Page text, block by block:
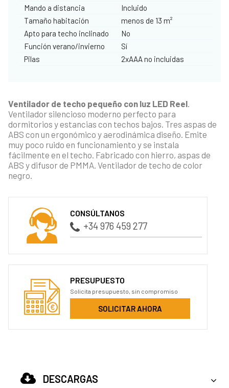
Mando a distancia
Incluido
Tamaño habitación
menos de 13 m²
Apto para techo inclinado
No
Función verano/invierno
Sí
Pilas
2xAAA no incluidas
Ventilador de techo pequeño con luz LED Reel
Ventilador silencioso moderno perfecto para
dormitorios y estancias con techos bajos. Tres aspas de
ABS con un ergonómico y aerodinámica diseño. Emite
muy poco ruido en funcionamiento y se instala
fácilmente en el techo. Fabricado con hierro, aspas de
ABS y difusor de PMMA. Ventilador de techo de color
negro.
CONSÚLTANOS
+34 976 459 277
PRESUPUESTO
Solicita presupuesto, sin compromiso
SOLICITAR AHORA
DESCARGAS